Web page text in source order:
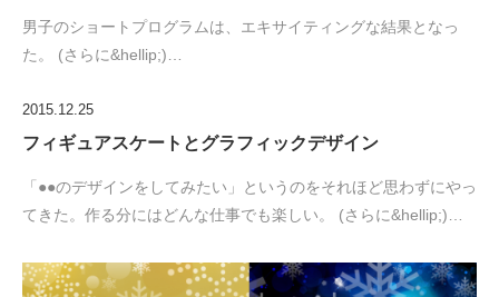
男子のショートプログラムは、エキサイティングな結果となっ
た。 (さらに&hellip;)…
2015.12.25
フィギュアスケートとグラフィックデザイン
「●●のデザインをしてみたい」というのをそれほど思わずにやっ
てきた。作る分にはどんな仕事でも楽しい。 (さらに&hellip;)…